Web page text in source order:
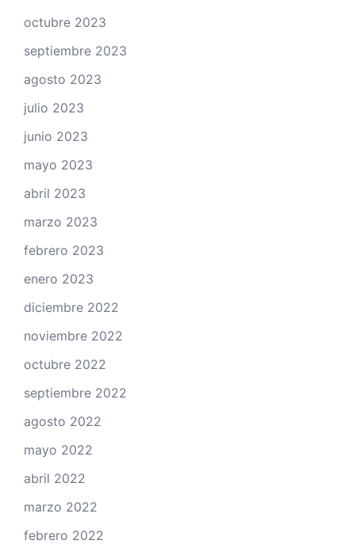
octubre 2023
septiembre 2023
agosto 2023
julio 2023
junio 2023
mayo 2023
abril 2023
marzo 2023
febrero 2023
enero 2023
diciembre 2022
noviembre 2022
octubre 2022
septiembre 2022
agosto 2022
mayo 2022
abril 2022
marzo 2022
febrero 2022